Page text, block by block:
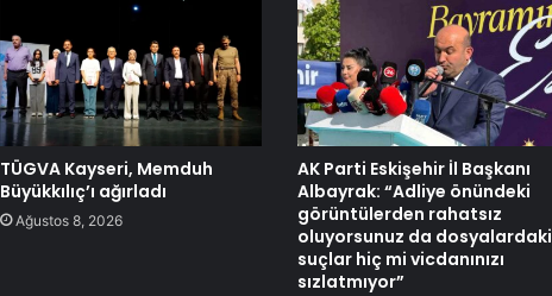
TÜGVA Kayseri, Memduh
Büyükkılıç’ı ağırladı
Ağustos 8, 2026
AK Parti Eskişehir İl Başkanı
Albayrak: “Adliye önündeki
görüntülerden rahatsız
oluyorsunuz da dosyalardaki
suçlar hiç mi vicdanınızı
sızlatmıyor”